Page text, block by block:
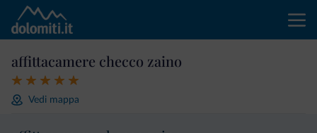
affittacamere checco zaino
Vedi mappa